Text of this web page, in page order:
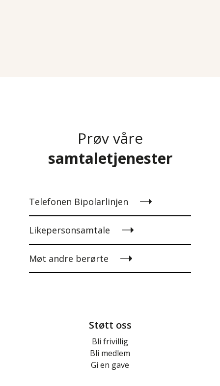
Prøv våre
samtaletjenester
Telefonen Bipolarlinjen
Likepersonsamtale
Møt andre berørte
Støtt oss
Bli frivillig
Bli medlem
Gi en gave